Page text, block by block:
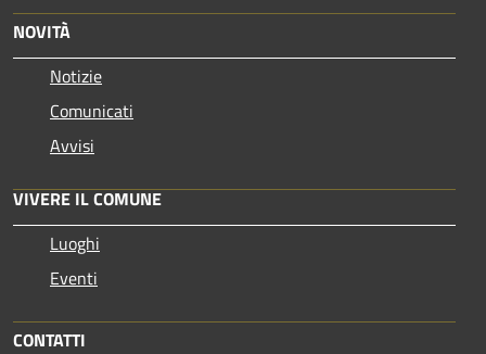
NOVITÀ
Notizie
Comunicati
Avvisi
VIVERE IL COMUNE
Luoghi
Eventi
CONTATTI